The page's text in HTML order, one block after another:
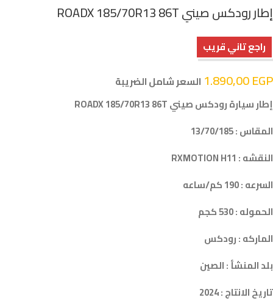
إطار رودكس صيني ROADX 185/70R13 86T
راجع تاني قريب
1.890,00EGP
السعر شامل الضريبة
إطار سيارة رودكس صيني ROADX 185/70R13 86T
المقاس : 13/70/185
النقشه : RXMOTION H11
السرعه : 190 كم/ساعه
الحموله : 530 كجم
الماركه : رودكس
بلد المنشأ : الصين
تاريخ الانتاج : 2024